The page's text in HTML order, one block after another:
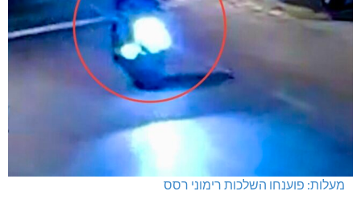
מעלות: פוענחו השלכות רימוני רסס